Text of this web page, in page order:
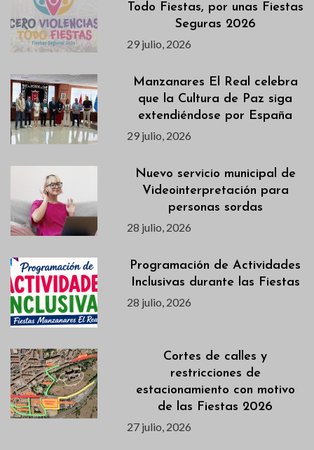
Todo Fiestas, por unas Fiestas
Seguras 2026
29 julio, 2026
Manzanares El Real celebra
que la Cultura de Paz siga
extendiéndose por España
29 julio, 2026
Nuevo servicio municipal de
Videointerpretación para
personas sordas
28 julio, 2026
Programación de Actividades
Inclusivas durante las Fiestas
28 julio, 2026
Cortes de calles y
restricciones de
estacionamiento con motivo
de las Fiestas 2026
27 julio, 2026